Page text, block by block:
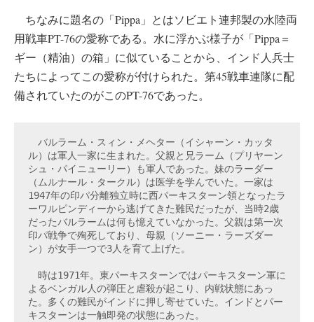
ちなみに題名の「Pippa」とはソビエト連邦製の水陸両
用戦車PT-76の愛称である。水に浮かぶ様子が「Pippa＝
ギー（精油）の箱」に似ていることから、インド人兵士
たちによってこの愛称が付けられた。第45戦車連隊に配
備されていたのがこのPT-76であった。
バルラーム・スィン・メヘター（イシャーン・カッタ
ル）は軍人一家に生まれた。父親と兄ラーム（プリヤーン
シュ・パイニューリー）も軍人であった。妹のラーダー
（ムルナール・タークル）は医学を学んでいた。一家は
1947年の印パ分離独立時に西パーキスターン領となったラ
ーワルピンディーから逃げてきた難民だったが、当時2歳
だったバルラームは何も憶えていなかった。父親は第一次
印パ戦争で殉死しており、母親（ソーニー・ラーズダー
ン）が女手一つで3人を育て上げた。
時は1971年。東パーキスターンではパーキスターン軍に
よるベンガル人の弾圧と虐殺が起こり、内戦状態にあっ
た。多くの難民がインドに押し寄せていた。インドとパー
キスターンは一触即発の状態にあった。